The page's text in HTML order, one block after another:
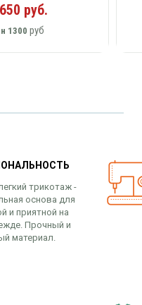
650 руб.
1300 руб
трикотаж -
основа для
и приятной на
Прочный и
материал.